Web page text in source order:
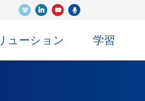
ビメオLinkedIn
ユーチューブセンコ・ポッドキャスト
ューション 学習